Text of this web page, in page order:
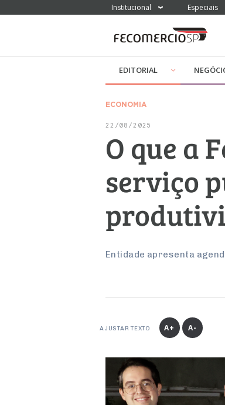
Institucional Especiais
EDITORIAL
ECONOMIA
22/08/2025
O que a
serviço
Entidade apresenta
AJUSTAR TEXTO A+ A-